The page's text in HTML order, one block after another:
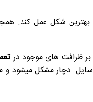
شکل عمل کند.
ظرافت های موجود در
دچار مشکل میشود و